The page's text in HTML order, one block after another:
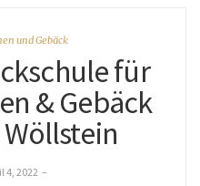
und Gebäck
für
& Gebäck
4, 2022 –